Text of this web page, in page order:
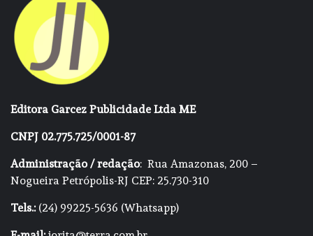
Editora Garcez Publicidade Ltda ME
CNPJ 02.775.725/0001-87
Administração / redação: Rua Amazonas, 200 –
Nogueira Petrópolis-RJ CEP: 25.730-310
Tels.:(24) 99225-5636 (Whatsapp)